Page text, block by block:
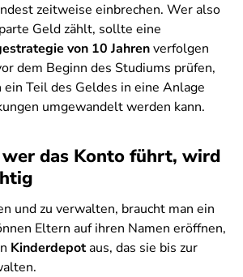
zeitweise einbrechen. Wer also
Geld zählt, sollte eine
von 10 Jahrenverfolgen
dem Beginn des Studiums prüfen,
Teil des Geldes in eine Anlage
umgewandelt werden kann.
wer das Konto führt, wird
und zu verwalten, braucht man ein
Eltern auf ihren Namen eröffnen,
Kinderdepotaus, das sie bis zur